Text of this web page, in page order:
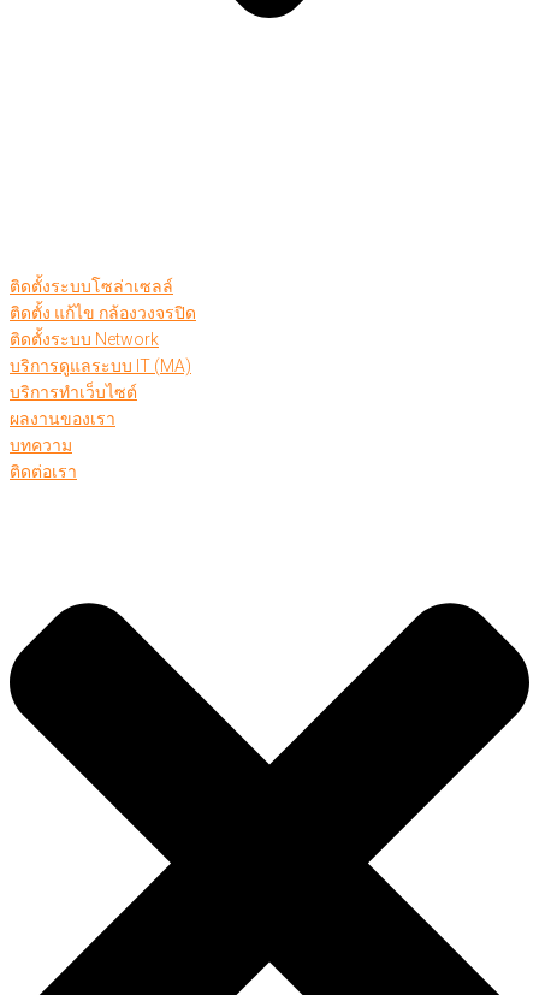
ติดตั้งระบบโซล่าเซลล์
ติดตั้ง แก้ไข กล้องวงจรปิด
ติดตั้งระบบ Network
บริการดูแลระบบ IT (MA)
บริการทำเว็บไซต์
ผลงานของเรา
บทความ
ติดต่อเรา